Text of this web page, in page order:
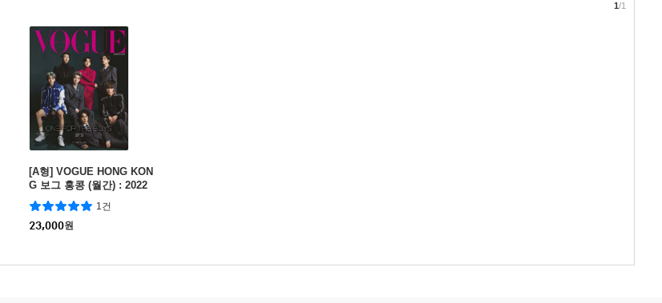
[A형] VOGUE HONG KON
G 보그 홍콩 (월간) : 2022
년 1월호 BTS 방탄소년단
커버
1건
23,000원
1/1